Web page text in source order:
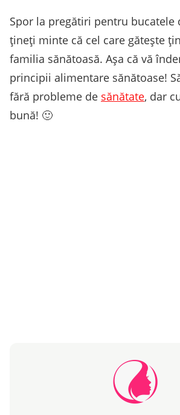
Spor la pregătiri pentru bucatele
țineți minte că cel care gătește
familia sănătoasă. Așa că vă
principii alimentare sănătoase!
fără probleme de sănătate, dar
bună! 🙂